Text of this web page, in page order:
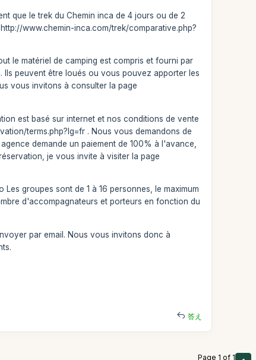
que le trek du Chemin inca de 4 jours ou de 2
www.chemin-inca.com/trek/comparative.php?
le matériel de camping est compris et fourni par
peuvent être loués ou vous pouvez apporter les
vous invitons à consulter la page
est basé sur internet et nos conditions de vente
terms.php?lg=fr . Nous vous demandons de
demande un paiement de 100% à l'avance,
je vous invite à visiter la page
groupes sont de 1 à 16 personnes, le maximum
d'accompagnateurs et porteurs en fonction du
par email. Nous vous invitons donc à
答え
Page 1 of 1